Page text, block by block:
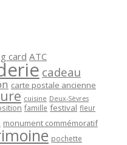
card ATC
cadeau
carte postale ancienne
cuisine Deux-Sèvres
famille festival fleur
monument commémoratif
pochette